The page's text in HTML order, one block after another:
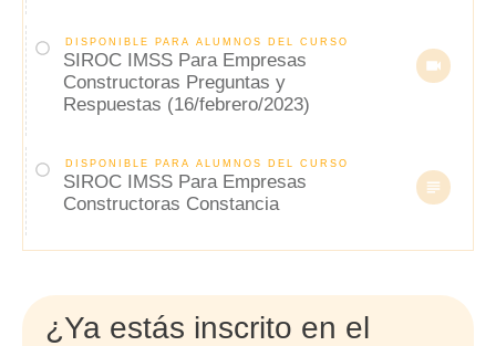
DISPONIBLE PARA ALUMNOS DEL CURSO
SIROC IMSS Para Empresas
Constructoras Preguntas y
Respuestas (16/febrero/2023)
DISPONIBLE PARA ALUMNOS DEL CURSO
SIROC IMSS Para Empresas
Constructoras Constancia
¿Ya estás inscrito en el